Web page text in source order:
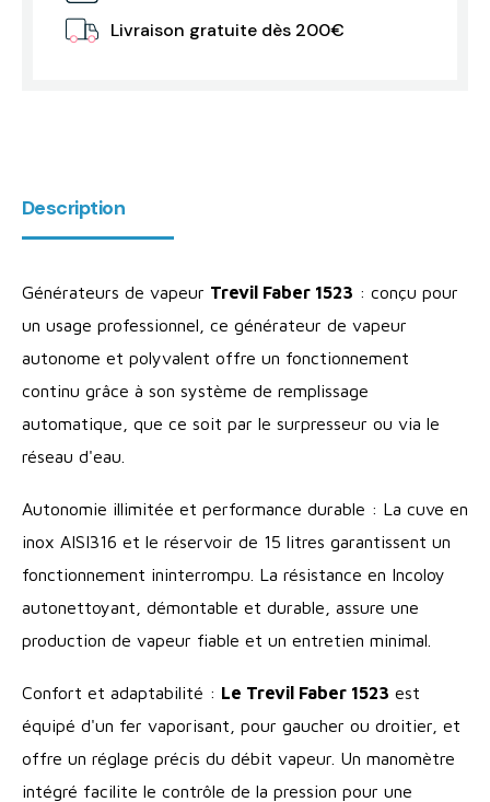
Livraison gratuite dès 200€
Description
Générateurs de vapeur Trevil Faber 1523 : conçu pour
un usage professionnel, ce générateur de vapeur
autonome et polyvalent offre un fonctionnement
continu grâce à son système de remplissage
automatique, que ce soit par le surpresseur ou via le
réseau d'eau.
Autonomie illimitée et performance durable : La cuve en
inox AISI316 et le réservoir de 15 litres garantissent un
fonctionnement ininterrompu. La résistance en Incoloy
autonettoyant, démontable et durable, assure une
production de vapeur fiable et un entretien minimal.
Confort et adaptabilité : Le Trevil Faber 1523 est
équipé d'un fer vaporisant, pour gaucher ou droitier, et
offre un réglage précis du débit vapeur. Un manomètre
intégré facilite le contrôle de la pression pour une